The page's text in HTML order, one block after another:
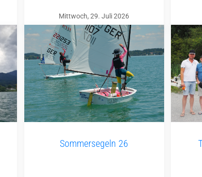
Mittwoch, 29. Juli 2026
Sommersegeln 26